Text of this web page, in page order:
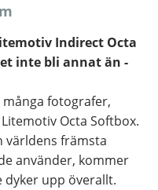
Indirect Octa
inte bli annat än -
fotografer,
Octa Softbox.
världens främsta
använder, kommer
upp överallt.